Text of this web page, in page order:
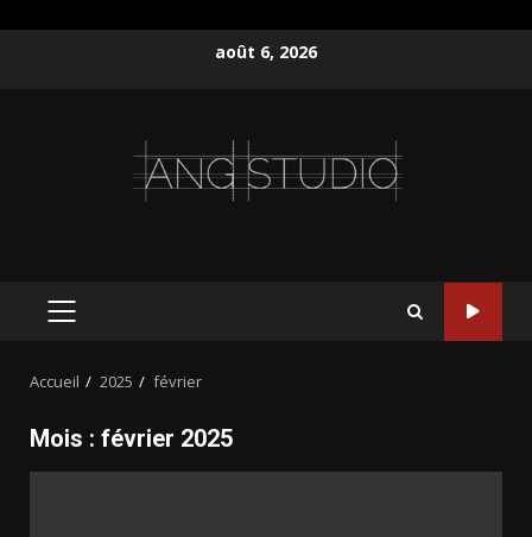
août 6, 2026
MENU
Accueil 2025 février
Mois : février 2025